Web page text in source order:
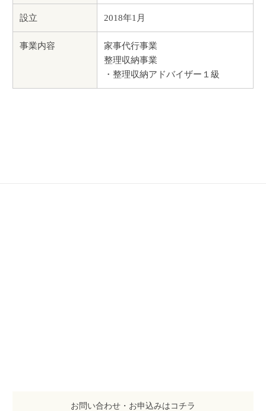
設立 2018年1月
事業内容
家事代行事業
整理収納事業
・整理収納アドバイザー１級
お問い合わせ・お申込みはコチラ